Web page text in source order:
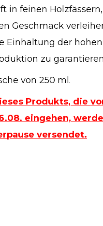
in feinen
Geschmack
Einhaltung der
zu
von 250 ml.
Produkts, die
eingehen,
versendet.